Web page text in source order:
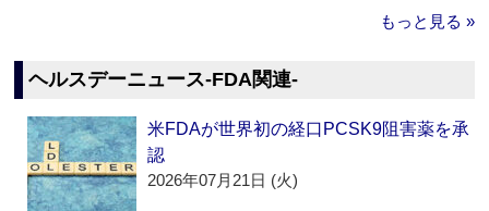
もっと見る »
ヘルスデーニュース‐FDA関連‐
米FDAが世界初の経口PCSK9阻害薬を承
認
2026年07月21日 (火)